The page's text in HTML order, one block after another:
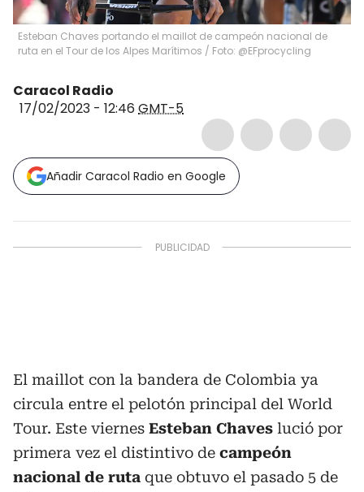
Esteban Chaves portando el maillot de campeón nacional de
ruta en el Tour de los Alpes Marítimos / Foto: @EFprocycling
Caracol Radio
17/02/2023 - 12:46 GMT-5
Añadir Caracol Radio en Google
El maillot con la bandera de Colombia ya
circula entre el pelotón principal del World
Tour. Este viernes Esteban Chaves lució por
primera vez el distintivo de campeón
nacional de ruta que obtuvo el pasado 5 de